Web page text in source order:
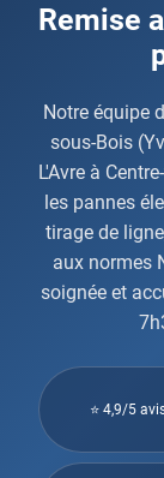
Remise
Notre équipe
sous-Bois
L'Avre à
les pannes
tirage de
aux normes
soignée et
⭐ 4,9/5